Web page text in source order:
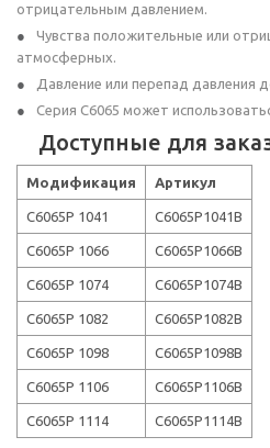
отрицательным давлением.
Чувства положительные или
атмосферных.
Давление или перепад давления
Серия C6065 может
Доступные для
Модификация Артикул
C6065P 1041 C6065P1041B
C6065P 1066 C6065P1066B
C6065P 1074 C6065P1074B
C6065P 1082 C6065P1082B
C6065P 1098 C6065P1098B
C6065P 1106 C6065P1106B
C6065P 1114 C6065P1114B